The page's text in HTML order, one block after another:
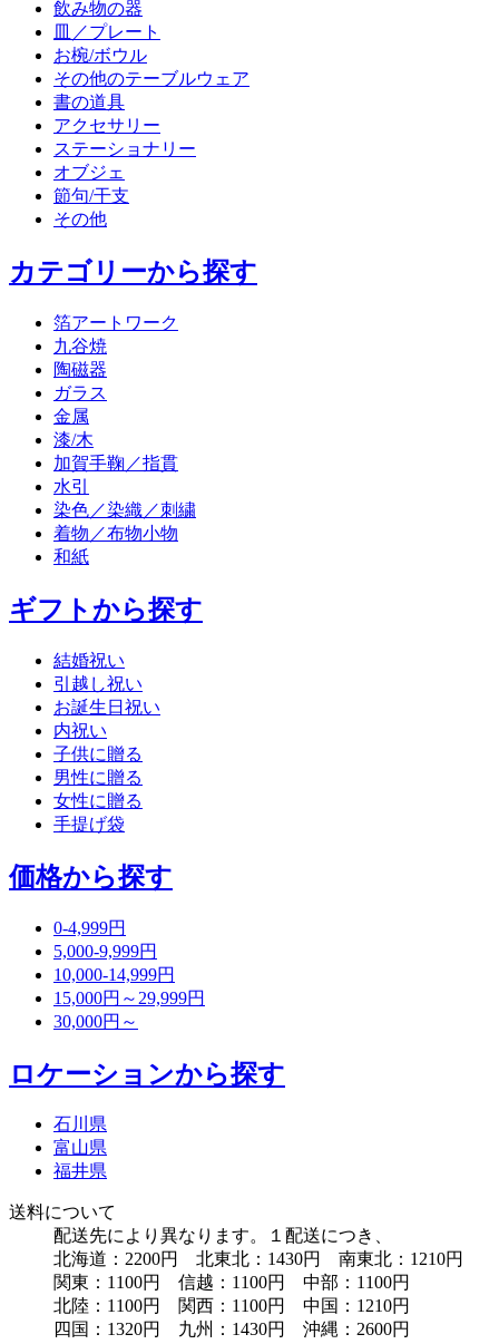
飲み物の器
皿／プレート
お椀/ボウル
その他のテーブルウェア
書の道具
アクセサリー
ステーショナリー
オブジェ
節句/干支
その他
カテゴリーから探す
箔アートワーク
九谷焼
陶磁器
ガラス
金属
漆/木
加賀手鞠／指貫
水引
染色／染織／刺繍
着物／布物小物
和紙
ギフトから探す
結婚祝い
引越し祝い
お誕生日祝い
内祝い
子供に贈る
男性に贈る
女性に贈る
手提げ袋
価格から探す
0-4,999円
5,000-9,999円
10,000-14,999円
15,000円～29,999円
30,000円～
ロケーションから探す
石川県
富山県
福井県
送料について
配送先により異なります。１配送につき、
北海道：2200円 北東北：1430円 南東北：1210円
関東：1100円 信越：1100円 中部：1100円
北陸：1100円 関西：1100円 中国：1210円
四国：1320円 九州：1430円 沖縄：2600円